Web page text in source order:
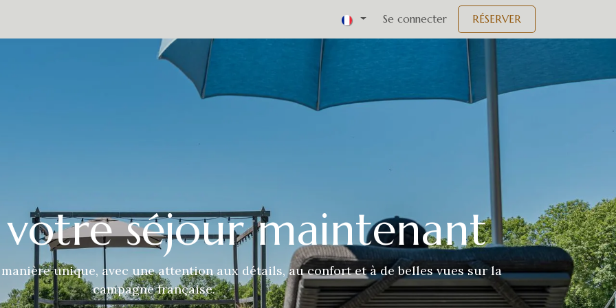
Événements Se connecter RÉSERVER
votre séjour maintenant
unique, avec une attention aux détails, au confort et à de belles vues sur la
campagne française.